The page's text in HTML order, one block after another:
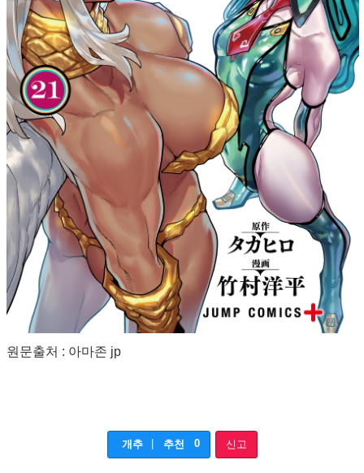
원문출처 : 아마존 jp
개추 추천 0 신고